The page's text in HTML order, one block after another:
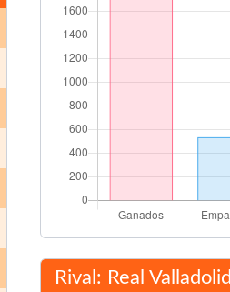
Rival: Real Valladolid